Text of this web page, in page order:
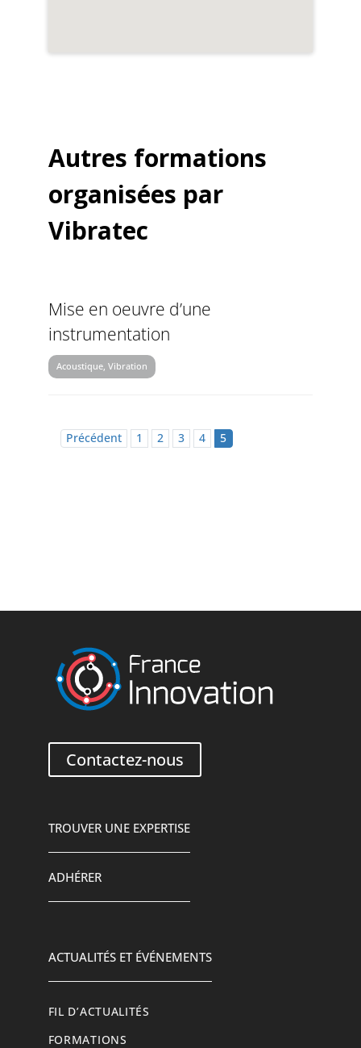
Autres formations
organisées par
Vibratec
Mise en oeuvre d’une
instrumentation
Acoustique, Vibration
Précédent 1 2 3 4 5
Contactez-nous
TROUVER UNE EXPERTISE
ADHÉRER
ACTUALITÉS ET ÉVÉNEMENTS
FIL D’ACTUALITÉS
FORMATIONS